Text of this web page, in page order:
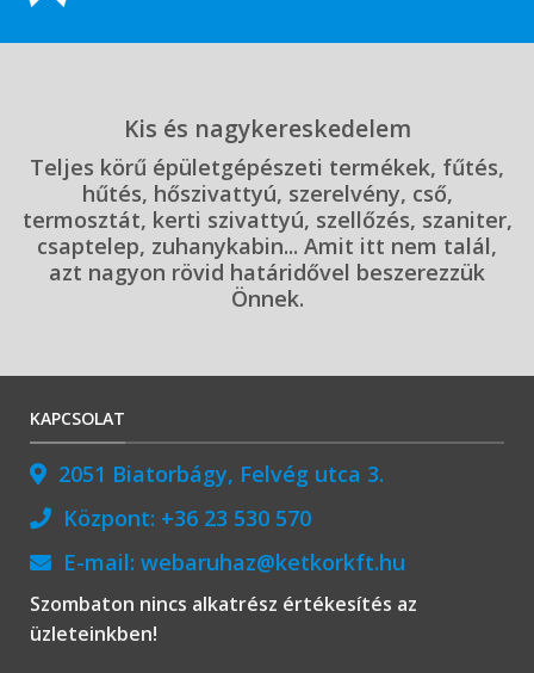
Kis és nagykereskedelem
Teljes körű épületgépészeti termékek, fűtés,
hűtés, hőszivattyú, szerelvény, cső,
termosztát, kerti szivattyú, szellőzés, szaniter,
csaptelep, zuhanykabin... Amit itt nem talál,
azt nagyon rövid határidővel beszerezzük
Önnek.
KAPCSOLAT
2051 Biatorbágy, Felvég utca 3.
Központ: +36 23 530 570
E-mail: webaruhaz@ketkorkft.hu
Szombaton nincs alkatrész értékesítés az
üzleteinkben!